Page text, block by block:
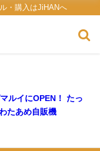
・購入はJiHANへ
ルイにOPEN！ たっ
たあめ自販機